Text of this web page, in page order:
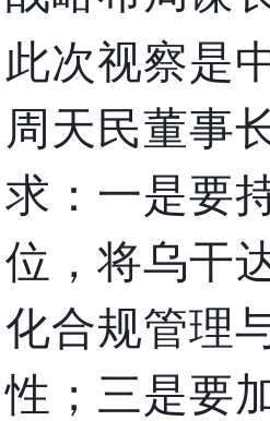
此次视察是
周天民董事
求：一是要
位，将乌干
化合规管理
性；三是要